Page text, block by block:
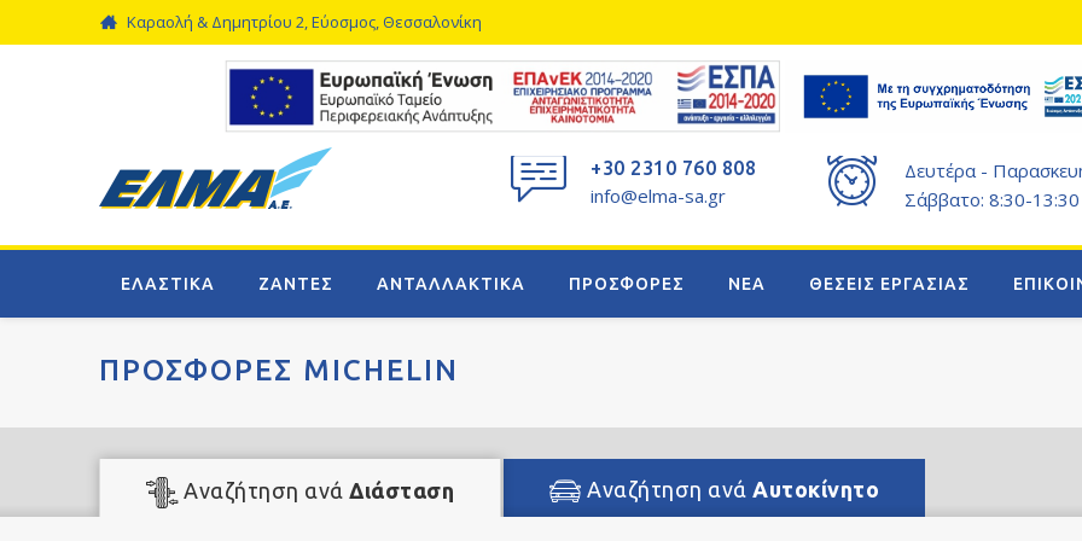
Καραολή & Δημητρίου 2, Εύοσμος, Θεσσαλονίκη
+30 2310 760 808
info@elma-sa.gr
Δευτέρα -
Σάββατο: 8:30-13:30
ΕΛΑΣΤΙΚΑ ΖΑΝΤΕΣ ΑΝΤΑΛΛΑΚΤΙΚΑ ΠΡΟΣΦΟΡΕΣ ΝΕΑ ΘΕΣΕΙΣ ΕΡΓΑΣΙΑΣ
ΠΡΟΣΦΟΡΕΣ MICHELIN
Αναζήτηση ανά Διάσταση Αναζήτηση ανά Αυτοκίνητο